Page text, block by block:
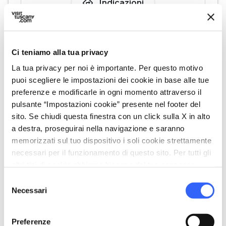
Ci teniamo alla tua privacy
La tua privacy per noi è importante. Per questo motivo
puoi scegliere le impostazioni dei cookie in base alle tue
preferenze e modificarle in ogni momento attraverso il
pulsante “Impostazioni cookie” presente nel footer del
sito. Se chiudi questa finestra con un click sulla X in alto
a destra, proseguirai nella navigazione e saranno
memorizzati sul tuo dispositivo i soli cookie strettamente
necessari per il funzionamento di questo sito. Per tutti gli
delNecessari
Preferenze
directions Indicazioni
home Dove
Palazzo Ducale, Piazza Aranci, Massa,
MS, Italia
schedule Quando
Venerdì 22 maggio 2026
dalle18:00alle19:30
email Email
open_in_new